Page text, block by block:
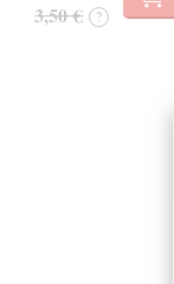
3,50 € ?